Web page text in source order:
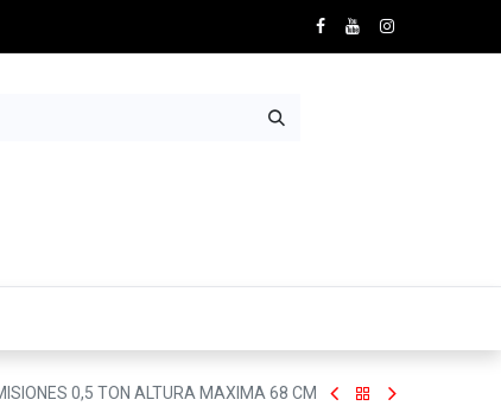
0,5 TON ALTURA MAXIMA 68 CM